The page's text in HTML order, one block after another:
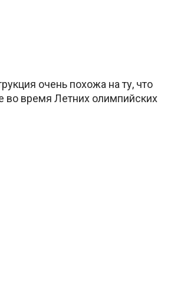
очень похожа на ту, что
во время Летних олимпийских